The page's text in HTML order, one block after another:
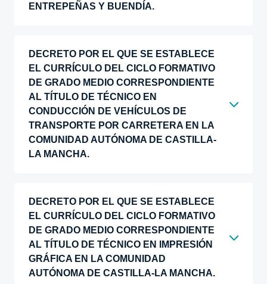
ENTREPEÑAS Y BUENDÍA.
DECRETO POR EL QUE SE ESTABLECE
EL CURRÍCULO DEL CICLO FORMATIVO
DE GRADO MEDIO CORRESPONDIENTE
AL TÍTULO DE TÉCNICO EN
CONDUCCIÓN DE VEHÍCULOS DE
TRANSPORTE POR CARRETERA EN LA
COMUNIDAD AUTÓNOMA DE CASTILLA-
LA MANCHA.
DECRETO POR EL QUE SE ESTABLECE
EL CURRÍCULO DEL CICLO FORMATIVO
DE GRADO MEDIO CORRESPONDIENTE
AL TÍTULO DE TÉCNICO EN IMPRESIÓN
GRÁFICA EN LA COMUNIDAD
AUTÓNOMA DE CASTILLA-LA MANCHA.